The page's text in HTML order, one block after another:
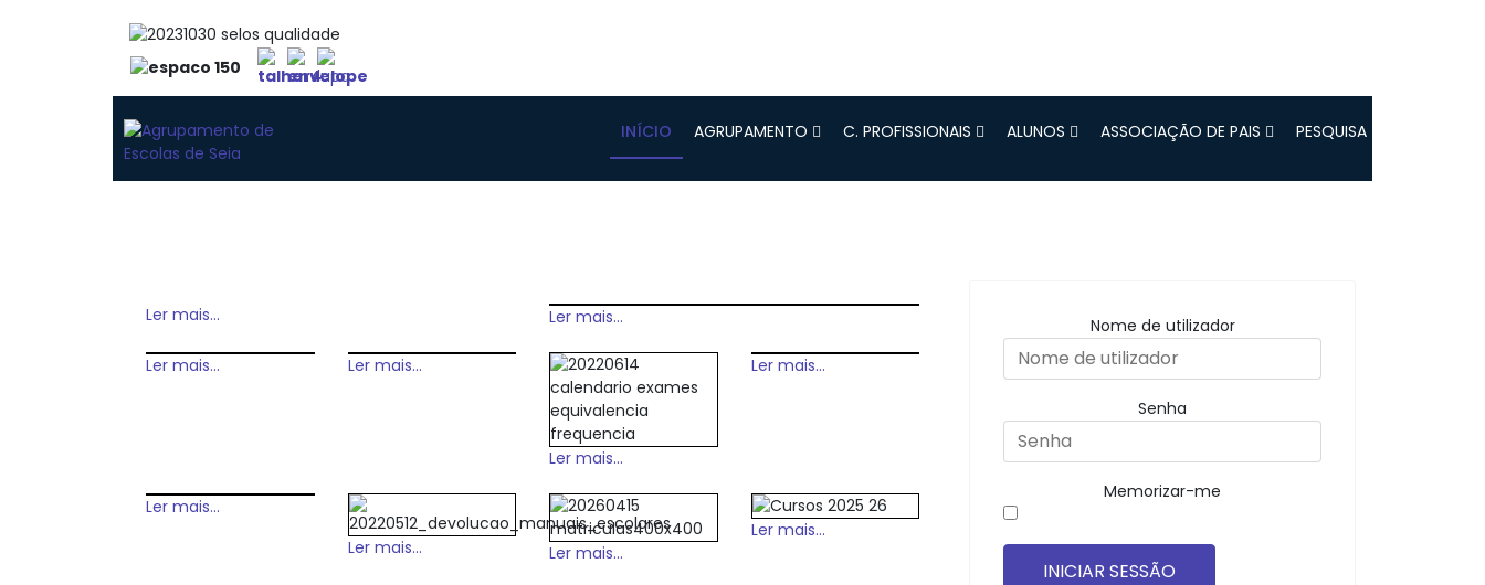
INÍCIO AGRUPAMENTO C. PROFISSIONAIS ALUNOS ASSOCIAÇÃO DE PAIS PESQUISA
Ler mais... Ler mais...
Ler mais... Ler mais...
Ler mais...
Ler mais...
Ler mais...
Ler mais...
Ler mais...
Ler mais...
Nome de utilizador
Senha
Memorizar-me
INICIAR SESSÃO